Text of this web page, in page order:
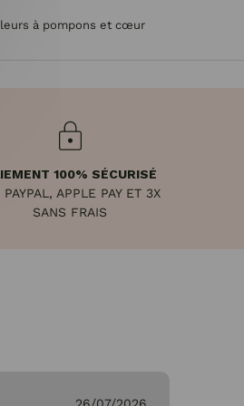
à pompons et cœur
100% SÉCURISÉ
PAYPAL, APPLE PAY ET 3X
SANS FRAIS